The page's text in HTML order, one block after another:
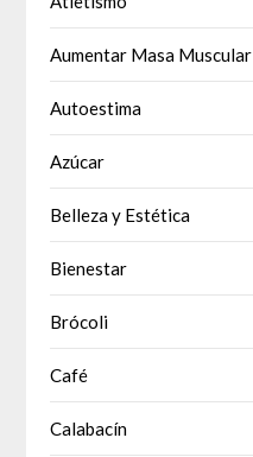
Aumentar Masa Muscular
Autoestima
Azúcar
Belleza y Estética
Bienestar
Brócoli
Café
Calabacín